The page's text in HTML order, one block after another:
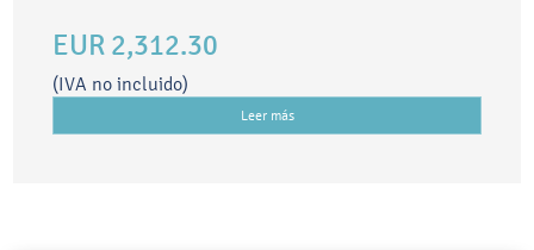
EUR 2,312.30
(IVA no incluido)
Leer más